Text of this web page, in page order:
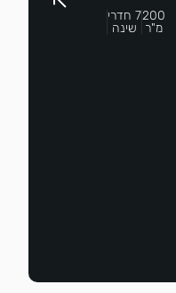
200
מ"ר
7 חדרי
שינה